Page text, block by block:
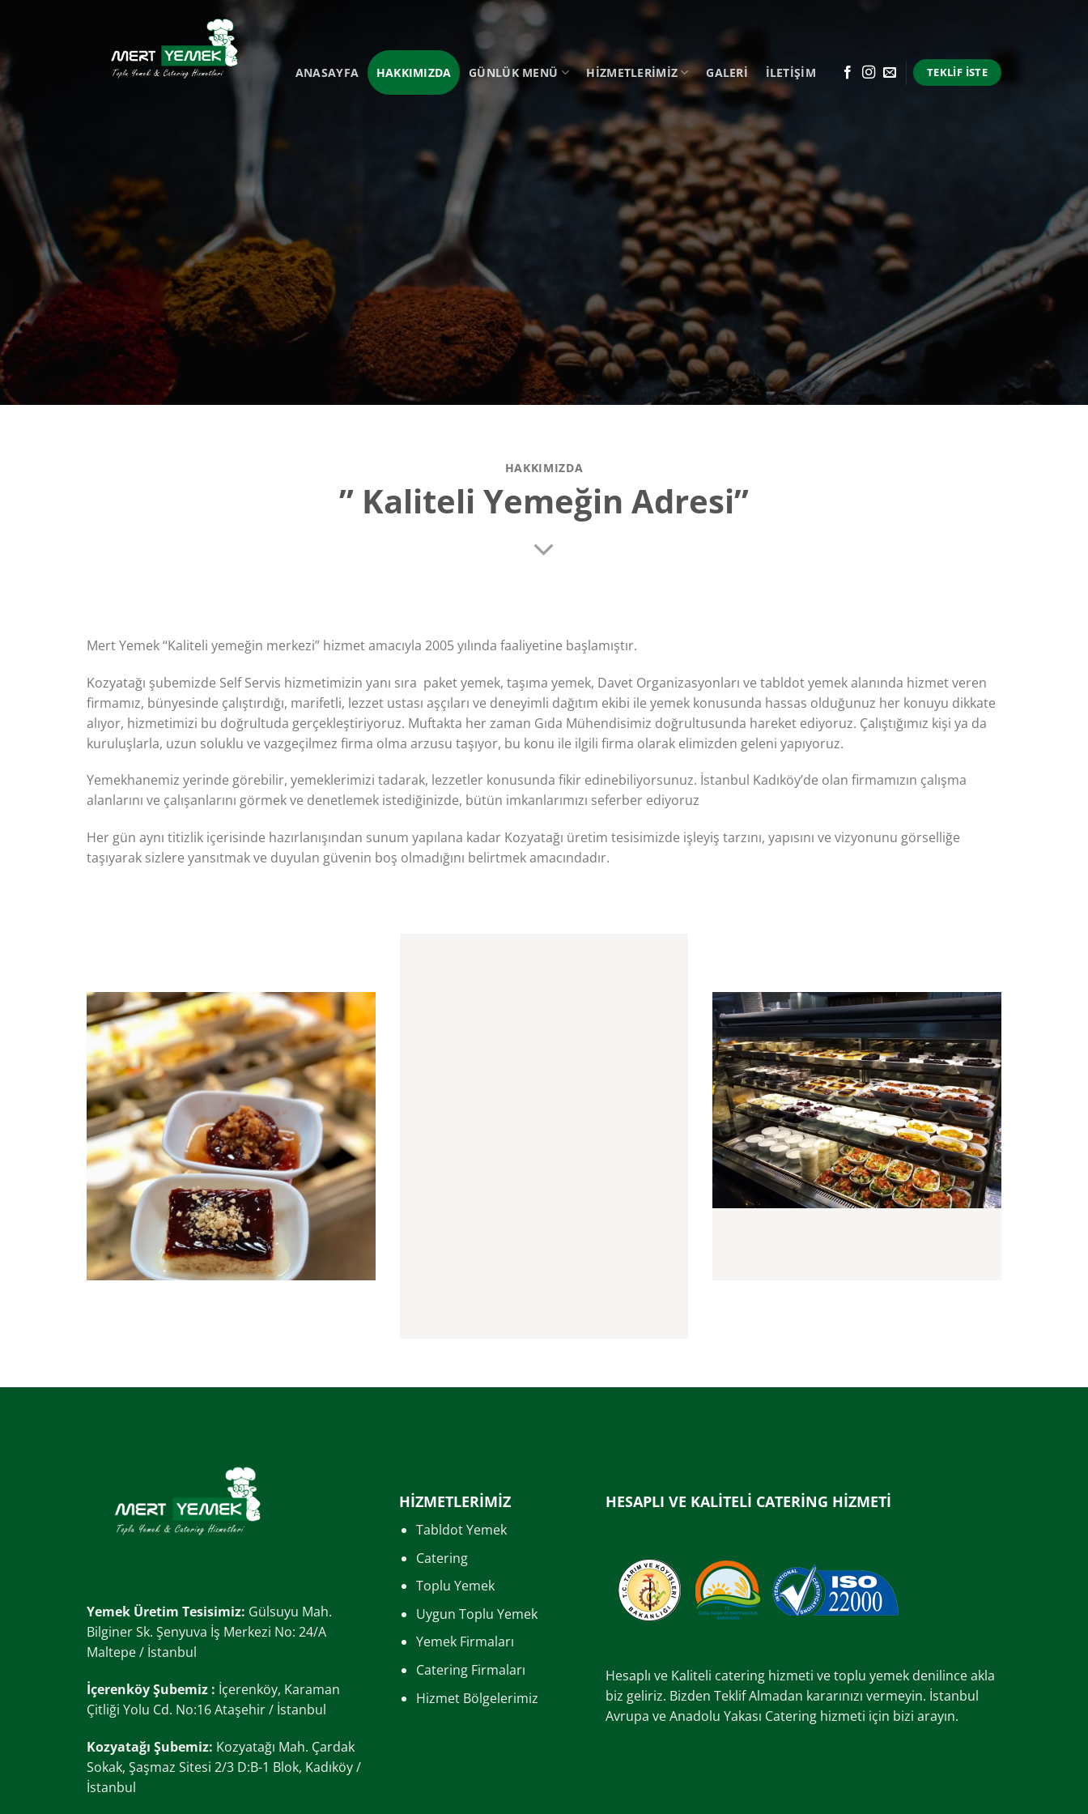
ANASAYFA HAKKIMIZDA GÜNLÜK MENÜ HIZMETLERIMIZ GALERI İLETİŞİM TEKLIF İSTE
HAKKIMIZDA
” Kaliteli Yemeğin Adresi”
Mert Yemek “Kaliteli yemeğin merkezi” hizmet amacıyla 2005 yılında faaliyetine başlamıştır.
Kozyatağı şubemizde Self Servis hizmetimizin yanı sıra paket yemek, taşıma yemek, Davet Organizasyonları ve tabldot yemek alanında hizmet veren
firmamız, bünyesinde çalıştırdığı, marifetli, lezzet ustası aşçıları ve deneyimli dağıtım ekibi ile yemek konusunda hassas olduğunuz her konuyu dikkate
alıyor, hizmetimizi bu doğrultuda gerçekleştiriyoruz. Muftakta her zaman Gıda Mühendisimiz doğrultusunda hareket ediyoruz. Çalıştığımız kişi ya da
kuruluşlarla, uzun soluklu ve vazgeçilmez firma olma arzusu taşıyor, bu konu ile ilgili firma olarak elimizden geleni yapıyoruz.
Yemekhanemiz yerinde görebilir, yemeklerimizi tadarak, lezzetler konusunda fikir edinebiliyorsunuz. İstanbul Kadıköy’de olan firmamızın çalışma
alanlarını ve çalışanlarını görmek ve denetlemek istediğinizde, bütün imkanlarımızı seferber ediyoruz
Her gün aynı titizlik içerisinde hazırlanışından sunum yapılana kadar Kozyatağı üretim tesisimizde işleyiş tarzını, yapısını ve vizyonunu görselliğe
taşıyarak sizlere yansıtmak ve duyulan güvenin boş olmadığını belirtmek amacındadır.
Yemek Üretim Tesisimiz: Gülsuyu Mah.
Bilginer Sk. Şenyuva İş Merkezi No: 24/A
Maltepe / İstanbul
İçerenköy Şubemiz : İçerenköy, Karaman
Çitliği Yolu Cd. No:16 Ataşehir / İstanbul
Kozyatağı Şubemiz: Kozyatağı Mah. Çardak
Sokak, Şaşmaz Sitesi 2/3 D:B-1 Blok, Kadıköy /
İstanbul
HİZMETLERİMİZ
Tabldot Yemek
Catering
Toplu Yemek
Uygun Toplu Yemek
Yemek Firmaları
Catering Firmaları
Hizmet Bölgelerimiz
HESAPLI VE KALİTELİ CATERİNG HİZMETİ
Hesaplı ve Kaliteli catering hizmeti ve toplu yemek denilince akla
biz geliriz. Bizden Teklif Almadan kararınızı vermeyin. İstanbul
Avrupa ve Anadolu Yakası Catering hizmeti için bizi arayın.